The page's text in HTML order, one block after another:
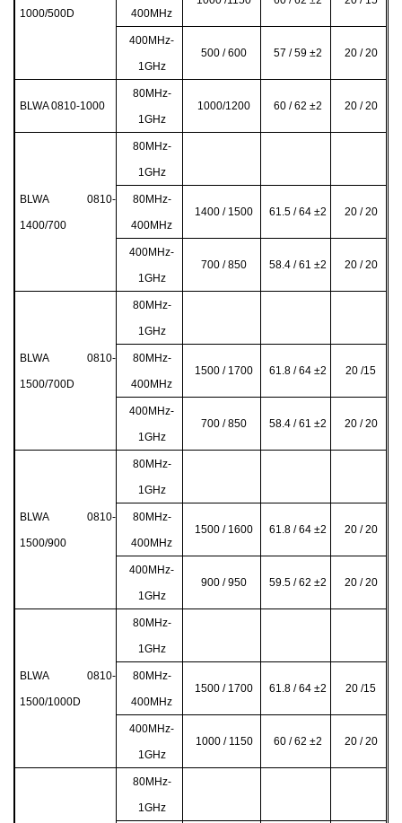
1000/500D 400MHz
400MHz-
1GHz
500 / 600 57 / 59 ±2 20 / 20
BLWA 0810-1000
80MHz-
1GHz
1000/1200 60 / 62 ±2 20 / 20
BLWA 0810-
1400/700
80MHz-
1GHz
80MHz-
400MHz
1400 / 1500 61.5 / 64 ±2 20 / 20
400MHz-
1GHz
700 / 850 58.4 / 61 ±2 20 / 20
BLWA 0810-
1500/700D
80MHz-
1GHz
80MHz-
400MHz
1500 / 1700 61.8 / 64 ±2 20 /15
400MHz-
1GHz
700 / 850 58.4 / 61 ±2 20 / 20
BLWA 0810-
1500/900
80MHz-
1GHz
80MHz-
400MHz
1500 / 1600 61.8 / 64 ±2 20 / 20
400MHz-
1GHz
900 / 950 59.5 / 62 ±2 20 / 20
BLWA 0810-
1500/1000D
80MHz-
1GHz
80MHz-
400MHz
1500 / 1700 61.8 / 64 ±2 20 /15
400MHz-
1GHz
1000 / 1150 60 / 62 ±2 20 / 20
80MHz-
1GHz